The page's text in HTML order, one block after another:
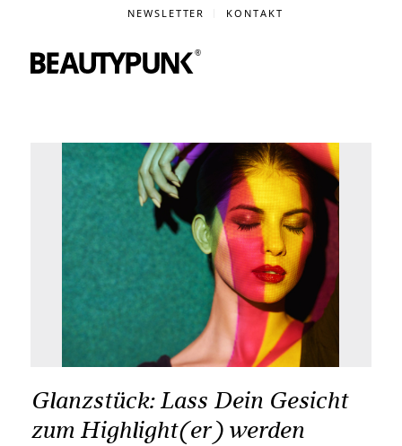
NEWSLETTER KONTAKT
Glanzstück: Lass Dein Gesicht
zum Highlight(er) werden